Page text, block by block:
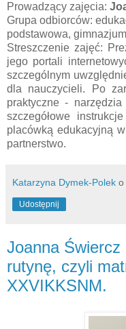
Prowadzący zajęcia:
Grupa odbiorców:
podstawowa,
Streszczenie zajęć:
jego portali
szczególnym
dla nauczycieli. Po
praktyczne -
szczegółowe
placówką edukacyjną
partnerstwo.
Katarzyna Dymek-Polek o
Udostępnij
Joanna Świercz
rutynę, czyli
XXVIKKSNM.